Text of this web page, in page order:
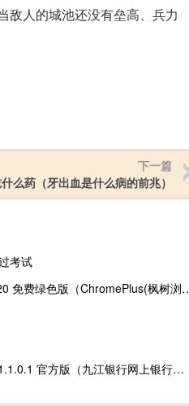
敌人的城池还没有垒高、兵力
下一篇
么药（牙出血是什么病的前兆）
考试
ChromePlus(枫树浏览器) V2.0.9.20 免费绿色版（ChromePlus(枫树浏览器) V2.0.9.20 免费绿色版功能简介）
九江银行网上银行证书管理工具 V1.1.0.1 官方版（九江银行网上银行证书管理工具 V1.1.0.1 官方版功能简介）